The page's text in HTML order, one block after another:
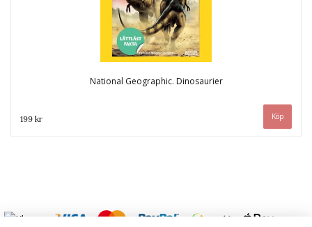
National Geographic. Dinosaurier
199 kr